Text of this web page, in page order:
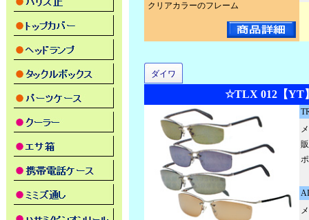
クリアカラーのフレーム
ダイワ
☆TLX 012【YT